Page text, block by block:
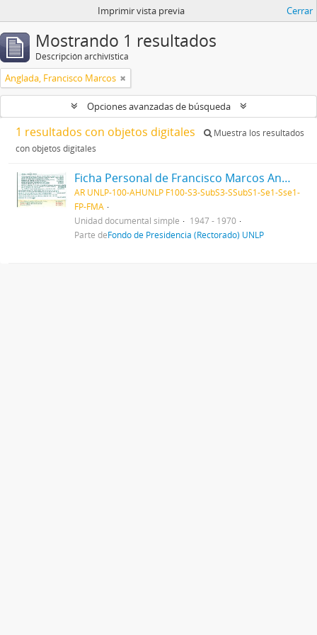
Imprimir vista previa Cerrar
Mostrando 1 resultados
Descripción archivística
Anglada, Francisco Marcos
Opciones avanzadas de búsqueda
1 resultados con objetos digitales
Muestra los resultados
con objetos digitales
Ficha Personal de Francisco Marcos Anglada 1947-1970
AR UNLP-100-AHUNLP F100-S3-SubS3-SSubS1-Se1-Sse1-
FP-FMA
Unidad documental simple
1947 - 1970
Parte deFondo de Presidencia (Rectorado) UNLP